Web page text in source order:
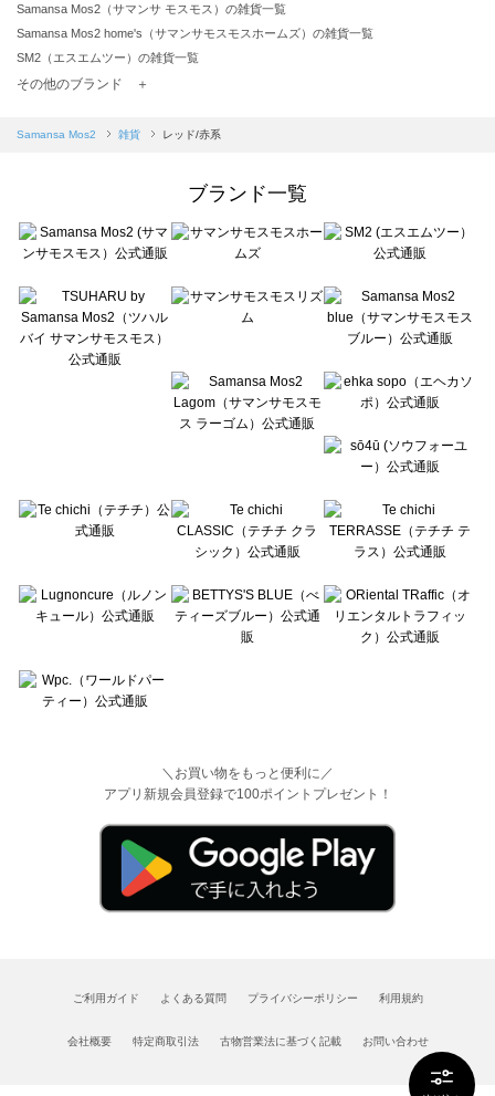
Samansa Mos2（サマンサ モスモス）の雑貨一覧
Samansa Mos2 home's（サマンサモスモスホームズ）の雑貨一覧
SM2（エスエムツー）の雑貨一覧
TSUHARU by Samansa Mos2（ツハルバイサマンサモスモス）の雑貨一覧
Samansa Mos2 blue（サマンサモスモス ブルー）の雑貨一覧
sō4ū（ソウフォーユー）の雑貨一覧
Te chichi（テチチ）の雑貨一覧
Te chichi CLASSIC（テチチ クラシック）の雑貨一覧
Lugnoncure（ルノンキュール）の雑貨一覧
BETTY'S BLUE（べティーズブルー）の雑貨一覧
Wpc.（ワールドパーティー）の雑貨一覧
その他のブランド ＋
Samansa Mos2 雑貨 レッド/赤系
ブランド一覧
＼お買い物をもっと便利に／
アプリ新規会員登録で100ポイントプレゼント！
ご利用ガイド よくある質問 プライバシーポリシー 利用規約
会社概要 特定商取引法 古物営業法に基づく記載 お問い合わせ